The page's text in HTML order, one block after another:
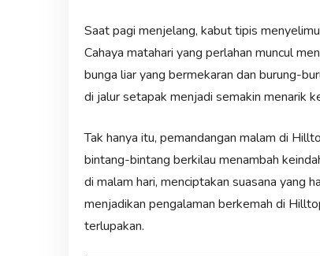
Saat pagi menjelang, kabut tipis
Cahaya matahari yang perlahan muncul
bunga liar yang bermekaran dan burung-
di jalur setapak menjadi semakin menarik
Tak hanya itu, pemandangan malam di
bintang-bintang berkilau menambah
di malam hari, menciptakan suasana yang
menjadikan pengalaman berkemah di
terlupakan.